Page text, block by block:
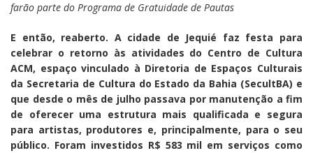
farão parte do Programa de Gratuidade de Pautas
E então, reaberto. A cidade de Jequié faz festa para
celebrar o retorno às atividades do Centro de Cultura
ACM, espaço vinculado à Diretoria de Espaços Culturais
da Secretaria de Cultura do Estado da Bahia (SecultBA) e
que desde o mês de julho passava por manutenção a fim
de oferecer uma estrutura mais qualificada e segura
para artistas, produtores e, principalmente, para o seu
público. Foram investidos R$ 583 mil em serviços como